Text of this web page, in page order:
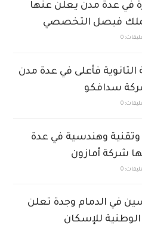
في عدة مدن يعلن عنها
فيصل التخصصي
0
فأعلى في عدة مدن
سدافكو
0
وتقنية وهندسية في عدة
شركة أمازون
0
في الدمام وجدة تعلن
للإسكان